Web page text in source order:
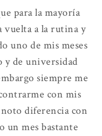
para la mayoría
vuelta a la rutina y
uno de mis meses
y de universidad
siempre me
con mis
noto diferencia con
un mes bastante